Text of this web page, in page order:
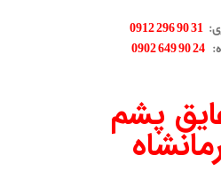
:
31 90 296 0912
:
24 90 649 0902
پشم